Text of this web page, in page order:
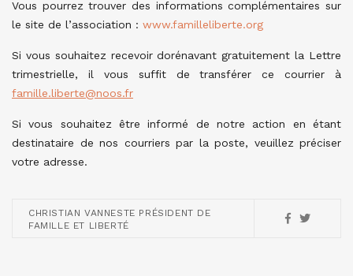
Vous pourrez trouver des informations complémentaires sur
le site de l’association : www.familleliberte.org
Si vous souhaitez recevoir dorénavant gratuitement la Lettre
trimestrielle, il vous suffit de transférer ce courrier à
famille.liberte@noos.fr
Si vous souhaitez être informé de notre action en étant
destinataire de nos courriers par la poste, veuillez préciser
votre adresse.
CHRISTIAN VANNESTE PRÉSIDENT DE
FAMILLE ET LIBERTÉ